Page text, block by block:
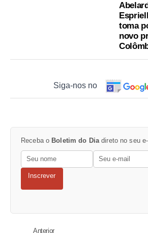
toma
novo
Siga-nos no
Receba o Boletim do Diadireto no seu
Inscrever
Anterior